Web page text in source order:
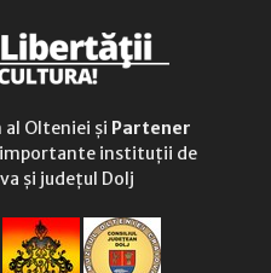
Olteniei și Partener
importante instituții de
și județul Dolj